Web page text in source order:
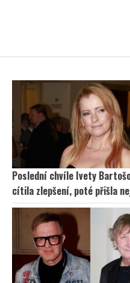
Poslední chvíle Ivety
cítila zlepšení, poté přišla